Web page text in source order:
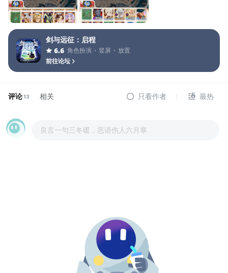
剑与远征：启程
6.6 角色扮演 竖屏
放置
前往论坛
评论13 相关 只看作者 最热
良言一句三冬暖，恶语伤人六月寒